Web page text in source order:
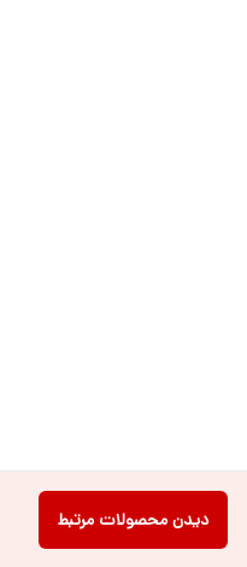
دیدن محصولات مرتبط